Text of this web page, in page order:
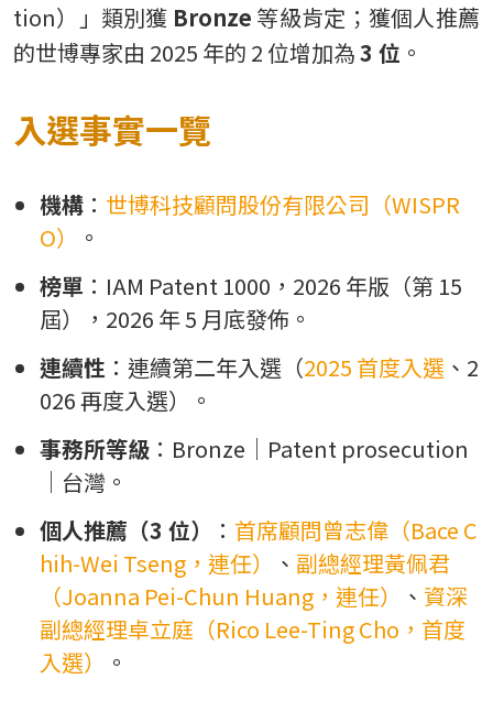
tion）」類別獲 Bronze 等級肯定；獲個人推薦
的世博專家由 2025 年的 2 位增加為3 位 。
入選事實一覽
機構 ： 世博科技顧問股份有限公司（WISPR
O）
。
榜單 ：IAM Patent 1000，2026 年版（第 15
屆），2026 年 5 月底發佈。
連續性 ：連續第二年入選（2025 首度入選 、2
026 再度入選）。
事務所等級 ：Bronze｜Patent prosecution
｜台灣。
個人推薦（3 位）
： 首席顧問曾志偉（Bace C
hih-Wei Tseng，連任）
、 副總經理黃佩君
（Joanna Pei-Chun Huang，連任）
、 資深
副總經理卓立庭（Rico Lee-Ting Cho，首度
入選）
。